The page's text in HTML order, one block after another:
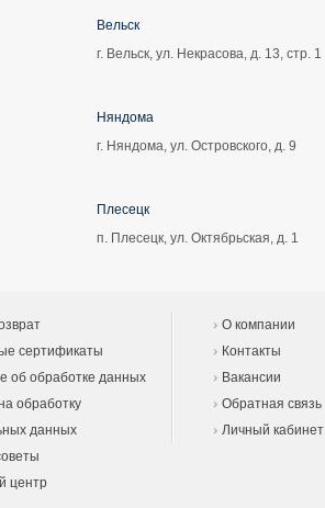
Вельск
г. Вельск, ул. Некрасова, д. 13, стр. 1
Няндома
г. Няндома, ул. Островского, д. 9
Плесецк
п. Плесецк, ул. Октябрьская, д. 1
сертификаты
об обработке данных
обработку
данных
центр
О компании
Контакты
Вакансии
Обратная связь
Личный кабинет